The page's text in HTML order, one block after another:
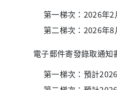
第一梯次：2026年2
第二梯次：2026年8
電子郵件寄發錄取通知
第一梯次：預計